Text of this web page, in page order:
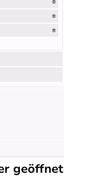
geöffnet